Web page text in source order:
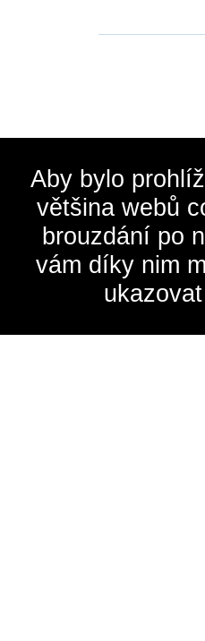
Aby bylo
většina webů
brouzdání po
vám díky nim